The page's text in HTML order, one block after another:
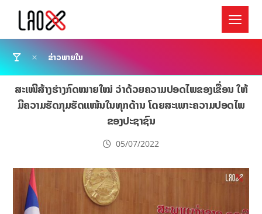
ຂ່າວພາຍໃນ
ສະເໜີສ້າງຮ່າງກົດໝາຍໃໝ່ ວ່າດ້ວຍຄວາມປອດໄພຂອງເຂື່ອນ ໃຫ້
ມີຄວາມຮັດກຸມຮັດແໜ້ນໃນທຸກດ້ານ ໂດຍສະເພາະຄວາມປອດໄພ
ຂອງປະຊາຊົນ
05/07/2022